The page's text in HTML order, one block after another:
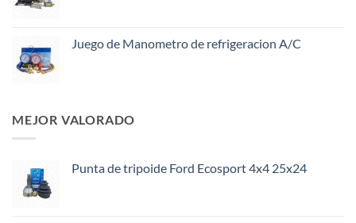
Juego de Manometro de refrigeracion A/C
MEJOR VALORADO
Punta de tripoide Ford Ecosport 4x4 25x24